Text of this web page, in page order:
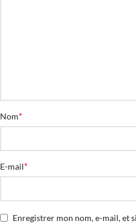
Nom*
E-mail*
Enregistrer mon nom, e-mail, et